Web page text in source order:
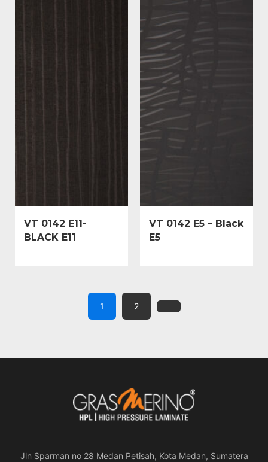
VT 0142 E11-
BLACK E11
VT 0142 E5 – Black
E5
1 2
Jln Sparman no 28 Medan Petisah, Kota Medan, Sumatera